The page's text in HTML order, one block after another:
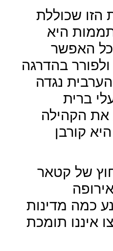
הזו שכוללת
היא
האפשר
בהדרגה
נגדה
ברית
את הקהילה
קורבן
של קטאר
כמה מדינות
איננו תומכת